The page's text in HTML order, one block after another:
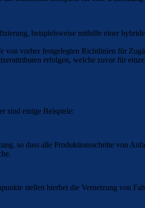
beispielsweise mithilfe einer
von vorher festgelegten Richtlinien für
erfolgen, welche zuvor für
sind einige Beispiele:
so dass alle Produktionsschritte von
stellen hierbei die Vernetzung von